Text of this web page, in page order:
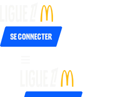
Se connecter